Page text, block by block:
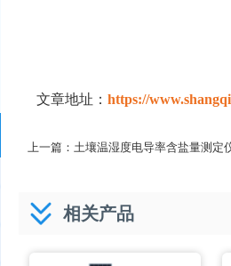
文章地址： https://
上一篇： 土壤温湿度电导率含盐量测定
相关产品